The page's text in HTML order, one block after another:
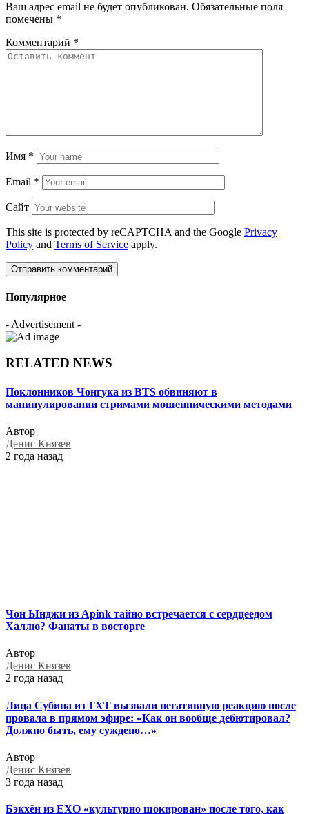
Ваш адрес email не будет опубликован. Обязательные поля
помечены *
Комментарий *
Имя *
Email *
Сайт
This site is protected by reCAPTCHA and the Google Privacy
Policy and Terms of Service apply.
Популярное
- Advertisement -
RELATED NEWS
Поклонников Чонгука из BTS обвиняют в
манипулировании стримами мошенническими методами
Автор
Денис Князев
2 года назад
Чон Ынджи из Apink тайно встречается с сердцеедом
Халлю? Фанаты в восторге
Автор
Денис Князев
2 года назад
Лица Субина из TXT вызвали негативную реакцию после
провала в прямом эфире: «Как он вообще дебютировал?
Должно быть, ему суждено…»
Автор
Денис Князев
3 года назад
Бэкхён из EXO «культурно шокирован» после того, как